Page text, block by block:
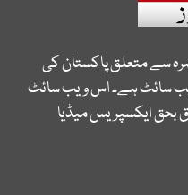
سے متعلق پاکستان کی
سائٹ ہے۔ اس ویب سائٹ
بحق ایکسپریس میڈیا